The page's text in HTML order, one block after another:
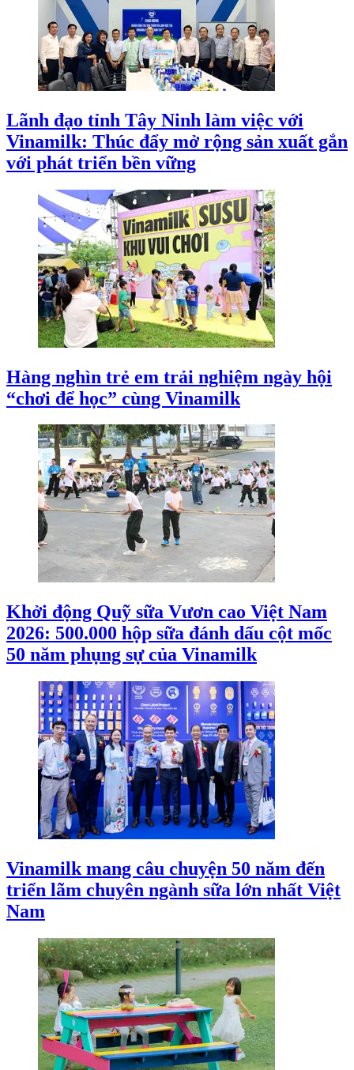
Lãnh đạo tỉnh Tây Ninh làm việc với
Vinamilk: Thúc đẩy mở rộng sản xuất gắn
với phát triển bền vững
Hàng nghìn trẻ em trải nghiệm ngày hội
“chơi để học” cùng Vinamilk
Khởi động Quỹ sữa Vươn cao Việt Nam
2026: 500.000 hộp sữa đánh dấu cột mốc
50 năm phụng sự của Vinamilk
Vinamilk mang câu chuyện 50 năm đến
triển lãm chuyên ngành sữa lớn nhất Việt
Nam